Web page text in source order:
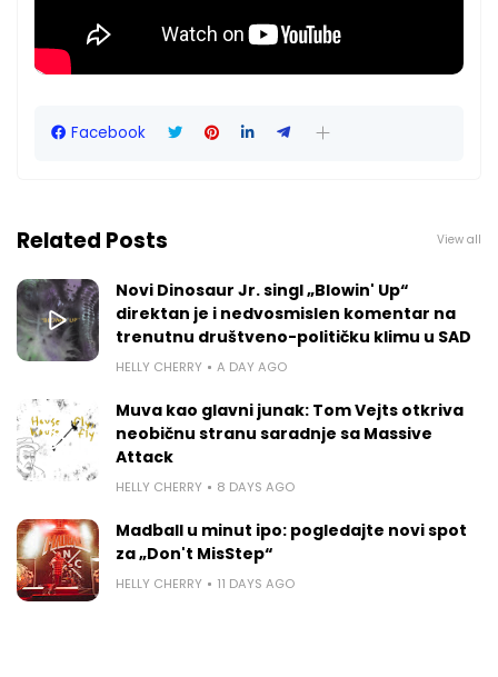
Facebook
Related Posts View all
Novi Dinosaur Jr. singl „Blowin' Up“
direktan je i nedvosmislen komentar na
trenutnu društveno-političku klimu u SAD
HELLY CHERRY A DAY AGO
Muva kao glavni junak: Tom Vejts otkriva
neobičnu stranu saradnje sa Massive
Attack
HELLY CHERRY 8 DAYS AGO
Madball u minut ipo: pogledajte novi spot
za „Don't MisStep“
HELLY CHERRY 11 DAYS AGO